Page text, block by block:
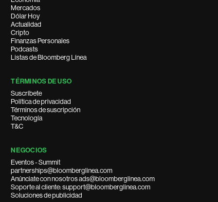
Mercados
Dólar Hoy
Actualidad
Cripto
Finanzas Personales
Podcasts
Listas de Bloomberg Línea
TÉRMINOS DE USO
Suscríbete
Política de privacidad
Términos de suscripción
Tecnología
T&C
NEGOCIOS
Eventos - Summit
partnerships@bloomberglinea.com
Anúnciate con nosotros ads@bloomberglinea.com
Soporte al cliente: support@bloomberglinea.com
Soluciones de publicidad